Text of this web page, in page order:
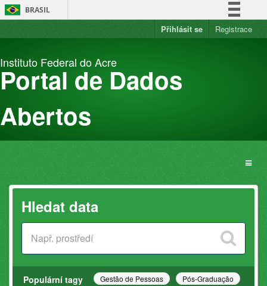
Přejít
na
BRASIL
Simplifique!
Acesso à informação
Přihlásit se Registrace
Instituto Federal do Acre
Portal de Dados
Abertos
Hledat data
Populární tagy Gestão de Pessoas
Pós-Graduação